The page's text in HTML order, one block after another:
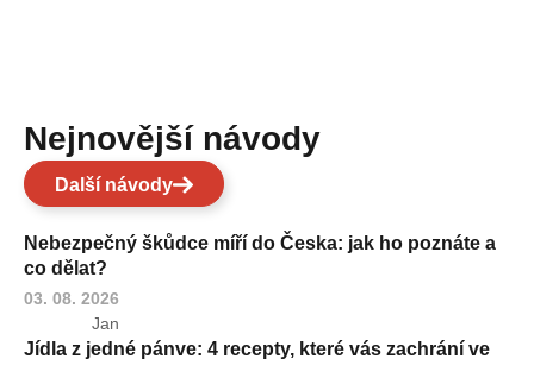
Nejnovější návody
Další návody
Nebezpečný škůdce míří do Česka: jak ho poznáte a
co dělat?
03. 08. 2026
Jan
Jídla z jedné pánve: 4 recepty, které vás zachrání ve